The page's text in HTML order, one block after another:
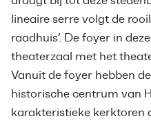
lineaire serre volgt de
raadhuis’. De foyer in
theaterzaal met het
Vanuit de foyer hebben
historische centrum van
karakteristieke kerktoren